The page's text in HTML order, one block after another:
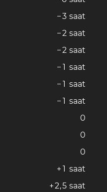
−3 saat
−2 saat
−2 saat
− 1 saat
− 1 saat
− 1 saat
0
0
0
+ 1 saat
+2,5 saat